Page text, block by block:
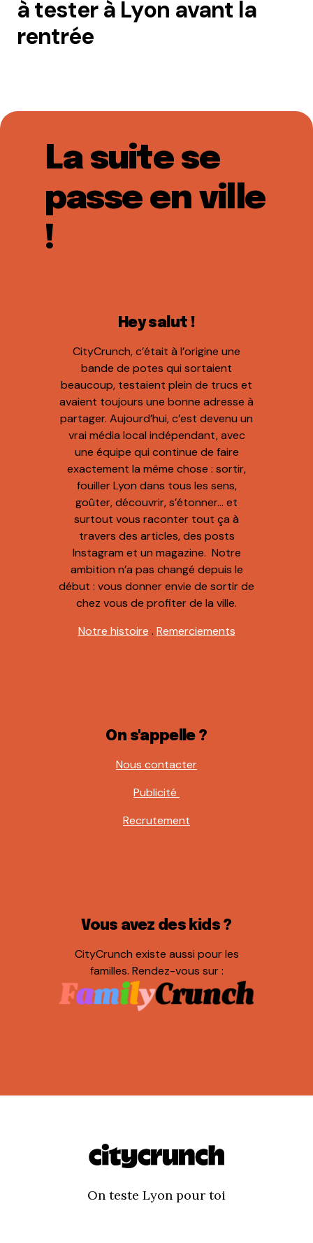
à tester à Lyon avant la
rentrée
La suite se
passe en ville
!
Hey salut !
CityCrunch, c’était à l’origine une
bande de potes qui sortaient
beaucoup, testaient plein de trucs et
avaient toujours une bonne adresse à
partager. Aujourd’hui, c’est devenu un
vrai média local indépendant, avec
une équipe qui continue de faire
exactement la même chose : sortir,
fouiller Lyon dans tous les sens,
goûter, découvrir, s’étonner… et
surtout vous raconter tout ça à
travers des articles, des posts
Instagram et un magazine. Notre
ambition n’a pas changé depuis le
début : vous donner envie de sortir de
chez vous de profiter de la ville.
Notre histoire . Remerciements
On s'appelle ?
Nous contacter
Publicité
Recrutement
Vous avez des kids ?
CityCrunch existe aussi pour les
familles. Rendez-vous sur :
On teste Lyon pour toi